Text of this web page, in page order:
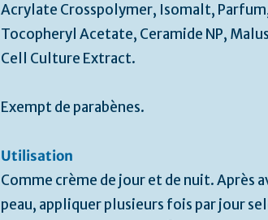
Acrylate Crosspolymer, Isomalt,
Tocopheryl Acetate, Ceramide NP,
Cell Culture Extract.
Exempt de parabènes.
Utilisation
Comme crème de jour et de nuit. Après
peau, appliquer plusieurs fois par jour